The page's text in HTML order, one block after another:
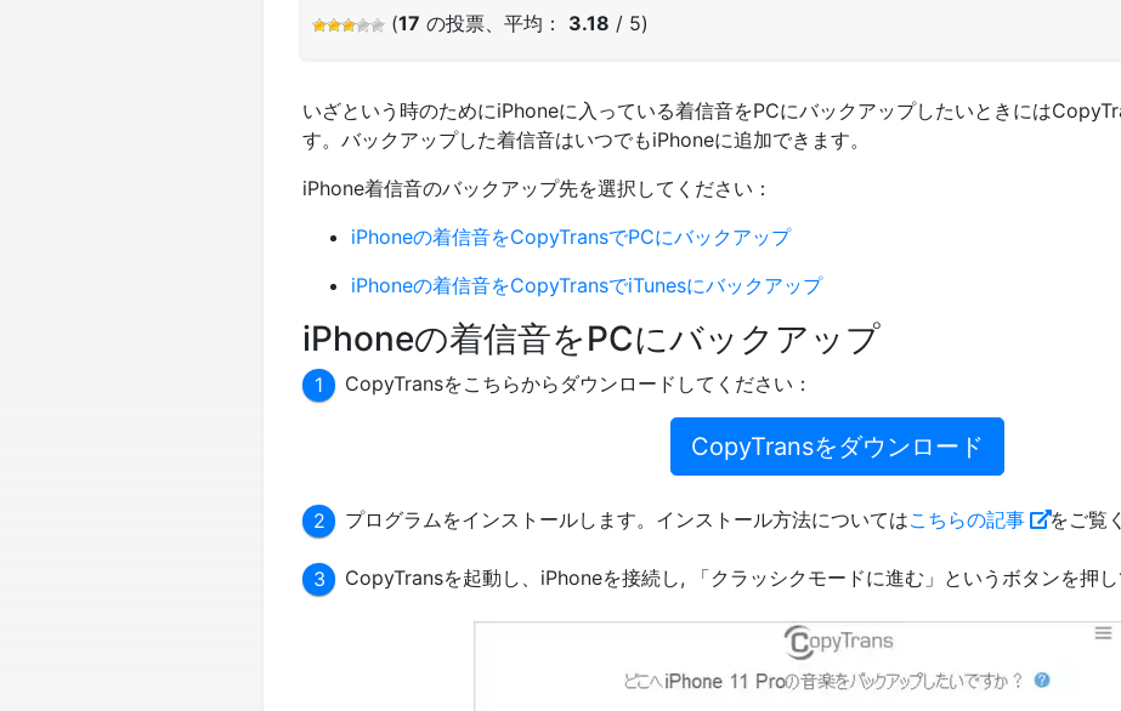
(17 の投票、平均： 3.18 / 5)
いざという時のためにiPhoneに入っている着信音をPCにバックアップしたいときには
す。バックアップした着信音はいつでもiPhoneに追加できます。
iPhone着信音のバックアップ先を選択してください：
iPhoneの着信音をCopyTransでPCにバックアップ
iPhoneの着信音をCopyTransでiTunesにバックアップ
iPhoneの着信音をPCにバックアップ
CopyTransをこちらからダウンロードしてください：
CopyTransをダウンロード
プログラムをインストールします。インストール方法についてはこちらの記事 をご覧
CopyTransを起動し、iPhoneを接続し, 「クラッシクモードに進む」というボタンを押し